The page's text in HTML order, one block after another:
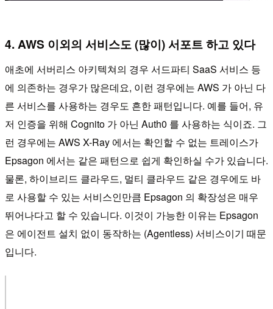
4. AWS 이외의 서비스도 (많이) 서포트 하고 있다
애초에 서버리스 아키텍쳐의 경우 서드파티 SaaS 서비스 등
에 의존하는 경우가 많은데요, 이런 경우에는 AWS 가 아닌 다
른 서비스를 사용하는 경우도 흔한 패턴입니다. 예를 들어, 유
저 인증을 위해 Cognito 가 아닌 Auth0 를 사용하는 식이죠. 그
런 경우에는 AWS X-Ray 에서는 확인할 수 없는 트레이스가
Epsagon 에서는 같은 패턴으로 쉽게 확인하실 수가 있습니다.
물론, 하이브리드 클라우드, 멀티 클라우드 같은 경우에도 바
로 사용할 수 있는 서비스인만큼 Epsagon 의 확장성은 매우
뛰어나다고 할 수 있습니다. 이것이 가능한 이유는 Epsagon
은 에이전트 설치 없이 동작하는 (Agentless) 서비스이기 때문
입니다.